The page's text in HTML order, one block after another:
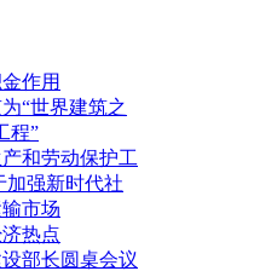
作用
“世界建筑之
程”
和劳动保护工
加强新时代社
市场
热点
部长圆桌会议